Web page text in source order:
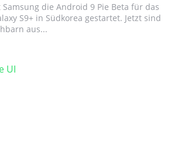
Samsung die Android 9 Pie Beta für das
S9+ in Südkorea gestartet. Jetzt sind
aus...